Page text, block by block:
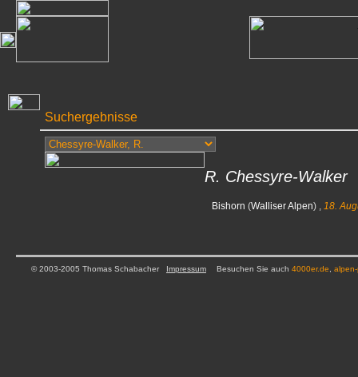
Suchergebnisse
R. Chessyre-Walker
Bishorn (Walliser Alpen) , 18.
© 2003-2005 Thomas Schabacher Impressum Besuchen Sie auch 4000er.de